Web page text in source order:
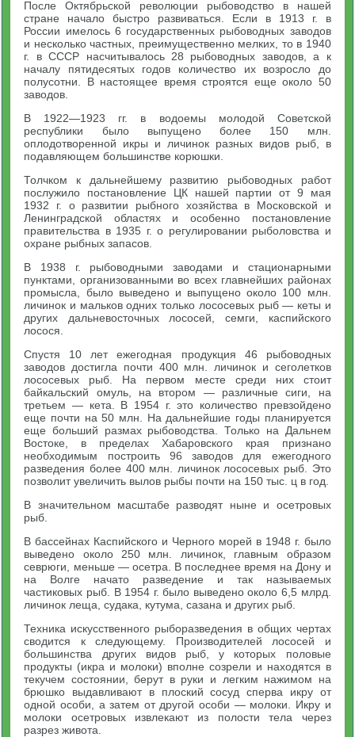
После Октябрьской революции рыбоводство в нашей
стране начало быстро развиваться. Если в 1913 г. в
России имелось 6 государственных рыбоводных заводов
и несколько частных, преимущественно мелких, то в 1940
г. в СССР насчитывалось 28 рыбоводных заводов, а к
началу пятидесятых годов количество их возросло до
полусотни. В настоящее время строятся еще около 50
заводов.
В 1922—1923 гг. в водоемы молодой Советской
республики было выпущено более 150 млн.
оплодотворенной икры и личинок разных видов рыб, в
подавляющем большинстве корюшки.
Толчком к дальнейшему развитию рыбоводных работ
послужило постановление ЦК нашей партии от 9 мая
1932 г. о развитии рыбного хозяйства в Московской и
Ленинградской областях и особенно постановление
правительства в 1935 г. о регулировании рыболовства и
охране рыбных запасов.
В 1938 г. рыбоводными заводами и стационарными
пунктами, организованными во всех главнейших районах
промысла, было выведено и выпущено около 100 млн.
личинок и мальков одних только лососевых рыб — кеты и
других дальневосточных лососей, семги, каспийского
лосося.
Спустя 10 лет ежегодная продукция 46 рыбоводных
заводов достигла почти 400 млн. личинок и сеголетков
лососевых рыб. На первом месте среди них стоит
байкальский омуль, на втором — различные сиги, на
третьем — кета. В 1954 г. это количество превзойдено
еще почти на 50 млн. На дальнейшие годы планируется
еще больший размах рыбоводства. Только на Дальнем
Востоке, в пределах Хабаровского края признано
необходимым построить 96 заводов для ежегодного
разведения более 400 млн. личинок лососевых рыб. Это
позволит увеличить вылов рыбы почти на 150 тыс. ц в год.
В значительном масштабе разводят ныне и осетровых
рыб.
В бассейнах Каспийского и Черного морей в 1948 г. было
выведено около 250 млн. личинок, главным образом
севрюги, меньше — осетра. В последнее время на Дону и
на Волге начато разведение и так называемых
частиковых рыб. В 1954 г. было выведено около 6,5 млрд.
личинок леща, судака, кутума, сазана и других рыб.
Техника искусственного рыборазведения в общих чертах
сводится к следующему. Производителей лососей и
большинства других видов рыб, у которых половые
продукты (икра и молоки) вполне созрели и находятся в
текучем состоянии, берут в руки и легким нажимом на
брюшко выдавливают в плоский сосуд сперва икру от
одной особи, а затем от другой особи — молоки. Икру и
молоки осетровых извлекают из полости тела через
разрез живота.